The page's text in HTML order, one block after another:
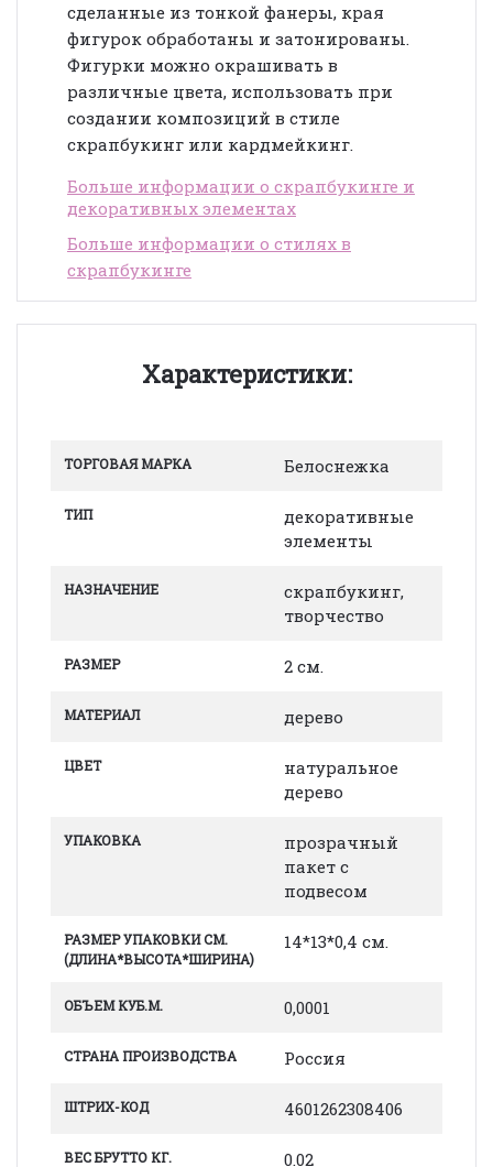
сделанные из тонкой фанеры, края
фигурок обработаны и затонированы.
Фигурки можно окрашивать в
различные цвета, использовать при
создании композиций в стиле
скрапбукинг или кардмейкинг.
Больше информации о скрапбукинге и
декоративных элементах
Больше информации о стилях в
скрапбукинге
Характеристики:
ТОРГОВАЯ МАРКА Белоснежка
ТИП
декоративные
элементы
НАЗНАЧЕНИЕ
скрапбукинг,
творчество
РАЗМЕР 2 см.
МАТЕРИАЛ дерево
ЦВЕТ
натуральное
дерево
УПАКОВКА
прозрачный
пакет с
подвесом
РАЗМЕР УПАКОВКИ СМ.
(ДЛИНА*ВЫСОТА*ШИРИНА)
14*13*0,4 см.
ОБЪЕМ КУБ.М. 0,0001
СТРАНА ПРОИЗВОДСТВА Россия
ШТРИХ-КОД 4601262308406
ВЕС БРУТТО КГ. 0.02